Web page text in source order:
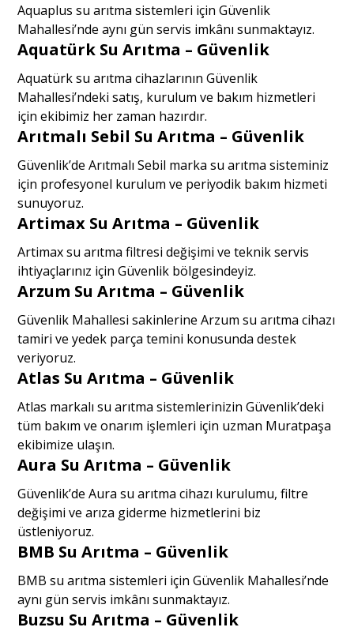
Aquaplus su arıtma sistemleri için Güvenlik
Mahallesi’nde aynı gün servis imkânı sunmaktayız.
Aquatürk Su Arıtma – Güvenlik
Aquatürk su arıtma cihazlarının Güvenlik
Mahallesi’ndeki satış, kurulum ve bakım hizmetleri
için ekibimiz her zaman hazırdır.
Arıtmalı Sebil Su Arıtma – Güvenlik
Güvenlik’de Arıtmalı Sebil marka su arıtma sisteminiz
için profesyonel kurulum ve periyodik bakım hizmeti
sunuyoruz.
Artimax Su Arıtma – Güvenlik
Artimax su arıtma filtresi değişimi ve teknik servis
ihtiyaçlarınız için Güvenlik bölgesindeyiz.
Arzum Su Arıtma – Güvenlik
Güvenlik Mahallesi sakinlerine Arzum su arıtma cihazı
tamiri ve yedek parça temini konusunda destek
veriyoruz.
Atlas Su Arıtma – Güvenlik
Atlas markalı su arıtma sistemlerinizin Güvenlik’deki
tüm bakım ve onarım işlemleri için uzman Muratpaşa
ekibimize ulaşın.
Aura Su Arıtma – Güvenlik
Güvenlik’de Aura su arıtma cihazı kurulumu, filtre
değişimi ve arıza giderme hizmetlerini biz
üstleniyoruz.
BMB Su Arıtma – Güvenlik
BMB su arıtma sistemleri için Güvenlik Mahallesi’nde
aynı gün servis imkânı sunmaktayız.
Buzsu Su Arıtma – Güvenlik